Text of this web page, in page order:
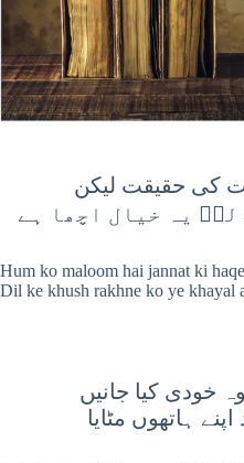
کی حقیقت لیکن
یہ خیال اچھا ہے
Hum ko maloom hai jannat ki
Dil ke khush rakhne ko ye khayal
خودی کیا جانیں
ہاتھوں مٹایا